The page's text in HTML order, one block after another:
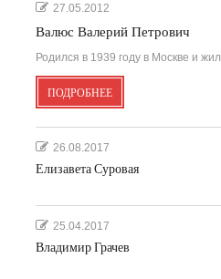
27.05.2012
Валюс Валерий Петрович
Родился в 1939 году в Москве и
ПОДРОБНЕЕ
26.08.2017
Елизавета Суровая
25.04.2017
Владимир Грачев